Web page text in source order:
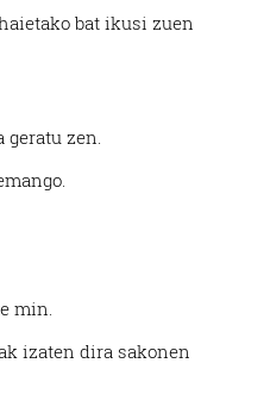
bat ikusi zuen
geratu zen.
min.
izaten dira sakonen